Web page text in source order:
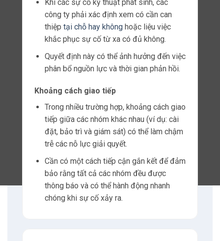
nguồn cấp dữ liệu video trực tiếp được
truyền đi mà không có độ trễ đáng kể.
Nhânviên an ninh có thể theo dõicác sự
trọng để phản ứng kịp thời trong các sự cố
an ninh.
Truyền phát videochất lượng
Khả năng xử lý lượng dữ liệu lớn có nghĩa là
các luồng videocó độ phân giảicao có thể
được truyền đi mà không làm giảm chất
Điều này đặc biệt quan trọng để xác định
các chi tiết trong các tình huống quan trọng,
chẳng hạn như nhận dạng khuôn mặt hoặc